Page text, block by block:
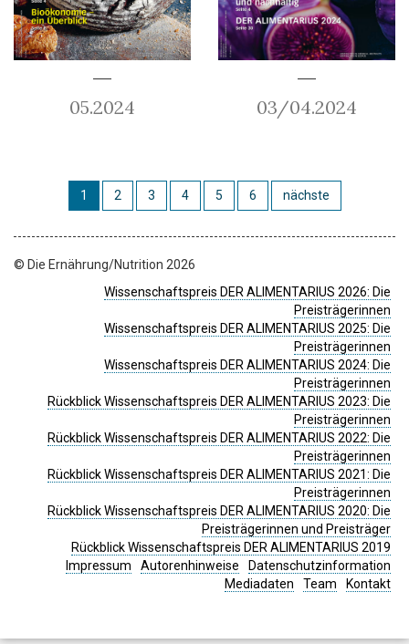
05.2024 03/04.2024
1 2 3 4 5 6 nächste
© Die Ernährung/Nutrition 2026
Wissenschaftspreis DER ALIMENTARIUS 2026: Die
Preisträgerinnen
Wissenschaftspreis DER ALIMENTARIUS 2025: Die
Preisträgerinnen
Wissenschaftspreis DER ALIMENTARIUS 2024: Die
Preisträgerinnen
Rückblick Wissenschaftspreis DER ALIMENTARIUS 2023: Die
Preisträgerinnen
Rückblick Wissenschaftspreis DER ALIMENTARIUS 2022: Die
Preisträgerinnen
Rückblick Wissenschaftspreis DER ALIMENTARIUS 2021: Die
Preisträgerinnen
Rückblick Wissenschaftspreis DER ALIMENTARIUS 2020: Die
Preisträgerinnen und Preisträger
Rückblick Wissenschaftspreis DER ALIMENTARIUS 2019
Impressum
Autorenhinweise
Datenschutzinformation
Mediadaten
Team Kontakt